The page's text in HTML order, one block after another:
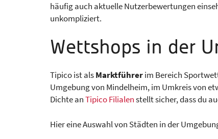
häufig auch aktuelle Nutzerbewertungen
unkompliziert.
Wettshops in der
Tipico ist alsMarktführerim Bereich
Umgebung von Mindelheim, im Umkreis von
Dichte anTipico Filialenstellt sicher, dass du
Hier eine Auswahl von Städten in der